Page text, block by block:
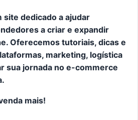
site dedicado a ajudar
a criar e expandir
Oferecemos tutoriais, dicas e
marketing, logística
sua jornada no e-commerce
mais!